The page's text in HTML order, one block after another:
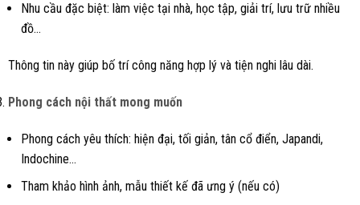
Nhu cầu đặc biệt: làm việc tại nhà, học tập, giải trí, lưu trữ nhiều
đồ…
Thông tin này giúp bố trí công năng hợp lý và tiện nghi lâu dài.
Phong cách nội thất mong muốn
Phong cách yêu thích: hiện đại, tối giản, tân cổ điển, Japandi,
Indochine…
Tham khảo hình ảnh, mẫu thiết kế đã ưng ý (nếu có)